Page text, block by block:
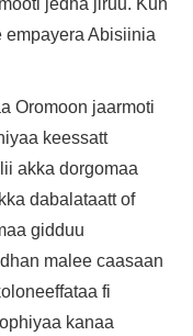
jedha jiruu. Kun
empayera Abisiinia
Oromoon jaarmoti
keessatt
akka dorgomaa
dabalataatt of
gidduu
malee caasaan
fi
kanaa